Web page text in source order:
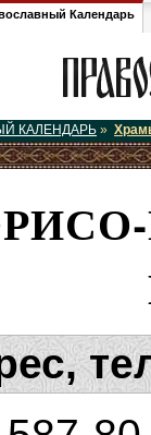
Календарь
КАЛЕНДАРЬ »